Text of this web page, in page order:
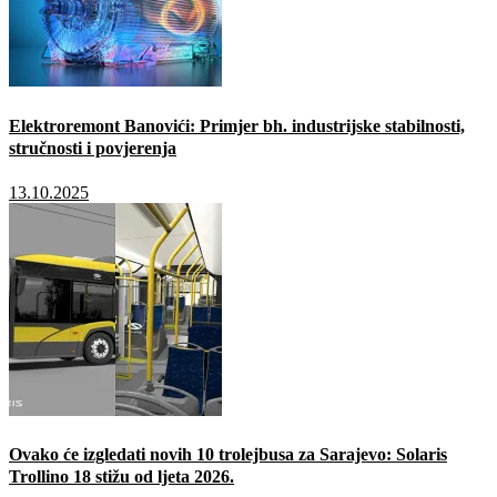
Elektroremont Banovići: Primjer bh. industrijske stabilnosti,
stručnosti i povjerenja
13.10.2025
Ovako će izgledati novih 10 trolejbusa za Sarajevo: Solaris
Trollino 18 stižu od ljeta 2026.